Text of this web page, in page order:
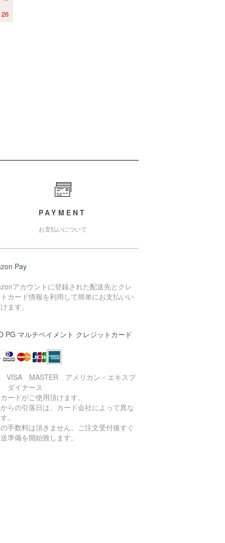
26
PAYMENT
お支払いについて
Pay
アカウントに登録された配送先とクレ
カード情報を利用して簡単にお支払いい
ます。
PG マルチペイメント クレジットカード
VISA MASTER アメリカン・エキスプ
ダイナース
ードがご使用頂けます。
らの引落日は、カード会社によって異な
。
手数料は頂きません。ご注文受付後すぐ
準備を開始致します。